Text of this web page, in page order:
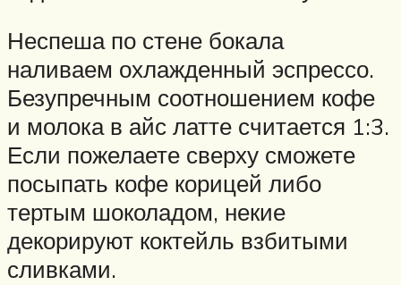
Неспеша по стене бокала
наливаем охлажденный эспрессо.
Безупречным соотношением кофе
и молока в айс латте считается 1:3.
Если пожелаете сверху сможете
посыпать кофе корицей либо
тертым шоколадом, некие
декорируют коктейль взбитыми
сливками.